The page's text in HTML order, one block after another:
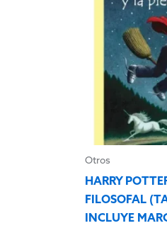
Otros
HARRY
FILOSOFAL
INCLUYE